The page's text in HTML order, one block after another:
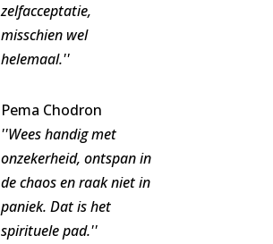
zelfacceptatie,
misschien wel
helemaal.''
Pema Chodron
''Wees handig met
onzekerheid, ontspan in
de chaos en raak niet in
paniek. Dat is het
spirituele pad.''